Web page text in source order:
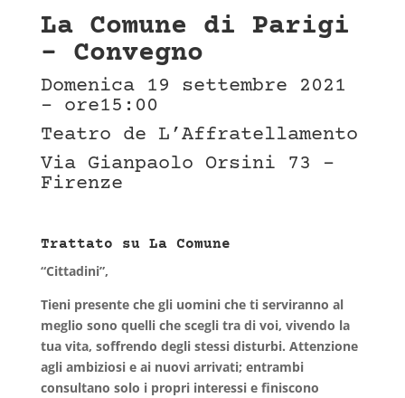
La Comune di Parigi
– Convegno
Domenica 19 settembre 2021
– ore15:00
Teatro de L’Affratellamento
Via Gianpaolo Orsini 73 –
Firenze
Trattato su La Comune
“Cittadini”,
Tieni presente che gli uomini che ti serviranno al
meglio sono quelli che scegli tra di voi, vivendo la
tua vita, soffrendo degli stessi disturbi. Attenzione
agli ambiziosi e ai nuovi arrivati; entrambi
consultano solo i propri interessi e finiscono